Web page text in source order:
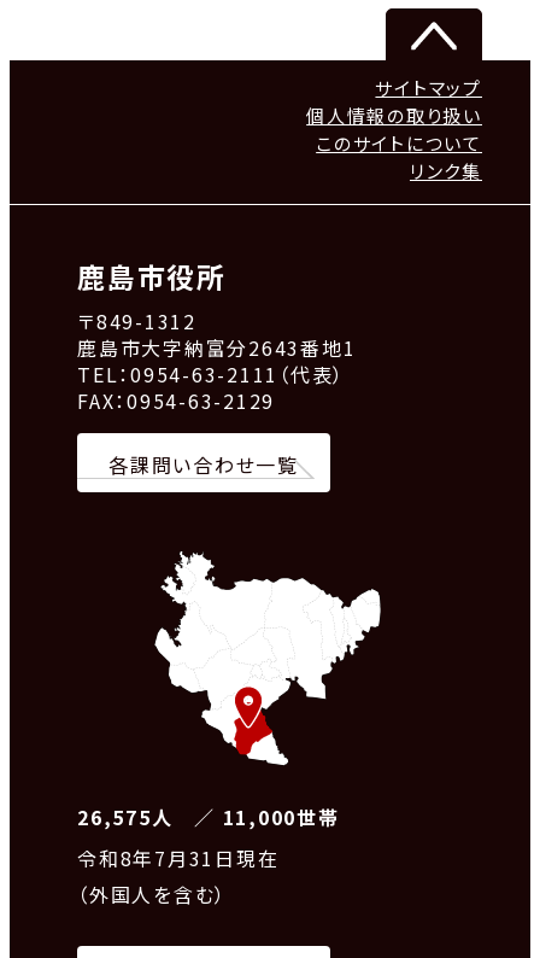
サイトマップ
個人情報の取り扱い
このサイトについて
リンク集
鹿島市役所
〒849-1312
鹿島市大字納富分2643番地1
TEL：0954-63-2111（代表）
FAX：0954-63-2129
各課問い合わせ一覧
26,575人 ／ 11,000世帯
令和8年7月31日現在
（外国人を含む）